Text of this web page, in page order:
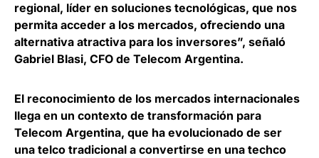
regional, líder en soluciones tecnológicas, que nos
permita acceder a los mercados, ofreciendo una
alternativa atractiva para los inversores”, señaló
Gabriel Blasi, CFO de Telecom Argentina.
El reconocimiento de los mercados internacionales
llega en un contexto de transformación para
Telecom Argentina, que ha evolucionado de ser
una telco tradicional a convertirse en una techco